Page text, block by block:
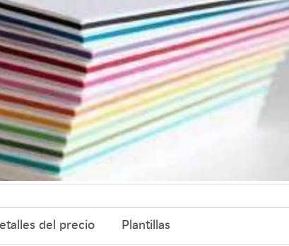
del precio Plantillas